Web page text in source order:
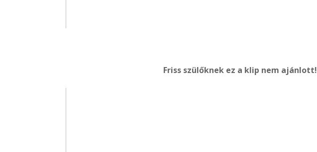
Friss szülőknek ez a klip nem ajánlott!